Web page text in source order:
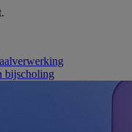
bijscholing